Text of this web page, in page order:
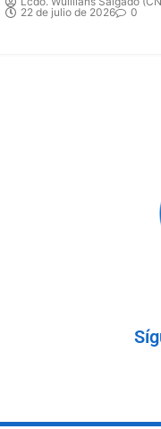
22 de julio de 2026
0